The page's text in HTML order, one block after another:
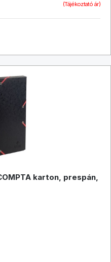
(Tájékoztató ár)
karton, prespán,